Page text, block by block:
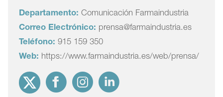
Departamento: Comunicación Farmaindustria
Correo Electrónico: prensa@farmaindustria.es
Teléfono: 915 159 350
Web: https://www.farmaindustria.es/web/prensa/